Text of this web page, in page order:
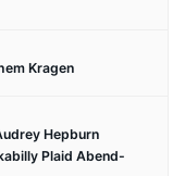
Kragen
Hepburn
Plaid Abend-